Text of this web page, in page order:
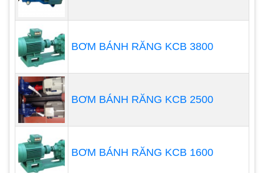
Bơm chìm nước thải Tsurumi LH
Bơm chìm nước thải Tsurumi LH là dòng bơm
chìm nước thải chuyên dụng cho các nhà máy, xí
nghiệp. Bơm có thiết kế cánh cong, giúp bơm
được lượng nước lớn, áp lực cao. Bơm có công
suất từ 10 kW đến 550 kW.
Bơm chìm nước thải Tsurumi KRS-T
BƠM BÁNH RĂNG KCB 3800
BƠM BÁNH RĂNG KCB 2500
BƠM BÁNH RĂNG KCB 1600